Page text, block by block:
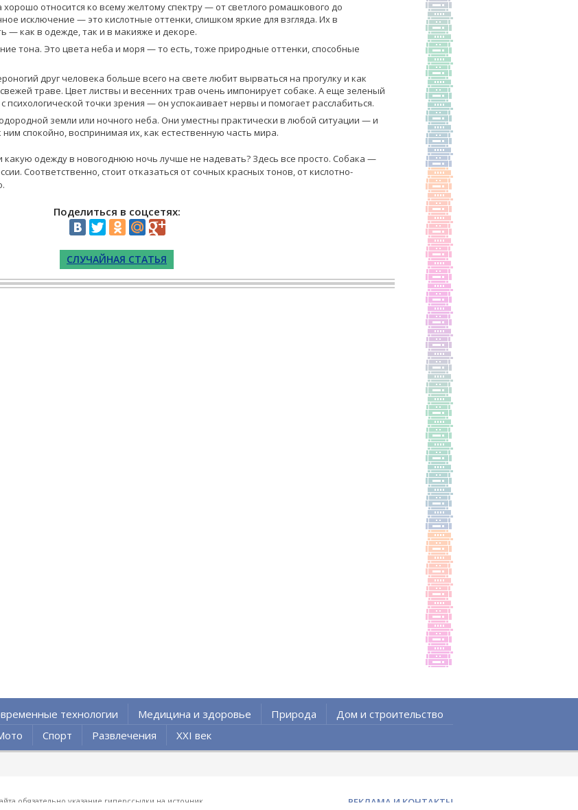
относится ко всему желтому спектру — от светлого ромашкового до
исключение — это кислотные оттенки, слишком яркие для взгляда. Их в
— как в одежде, так и в макияже и декоре.
тона. Это цвета неба и моря — то есть, тоже природные оттенки, способные
друг человека больше всего на свете любит вырваться на прогулку и как
траве. Цвет листвы и весенних трав очень импонирует собаке. А еще зеленый
точки зрения — он успокаивает нервы и помогает расслабиться.
земли или ночного неба. Они уместны практически в любой ситуации — и
ним спокойно, воспринимая их, как естественную часть мира.
какую одежду в новогоднюю ночь лучше не надевать? Здесь все просто. Собака —
Соответственно, стоит отказаться от сочных красных тонов, от кислотно-
Поделиться в соцсетях:
СЛУЧАЙНАЯ СТАТЬЯ
технологии Медицина и здоровье Природа
Дом и строительство
Спорт Развлечения XXI век
РЕКЛАМА И КОНТАКТЫ
обязательно указание гиперссылки на источник.